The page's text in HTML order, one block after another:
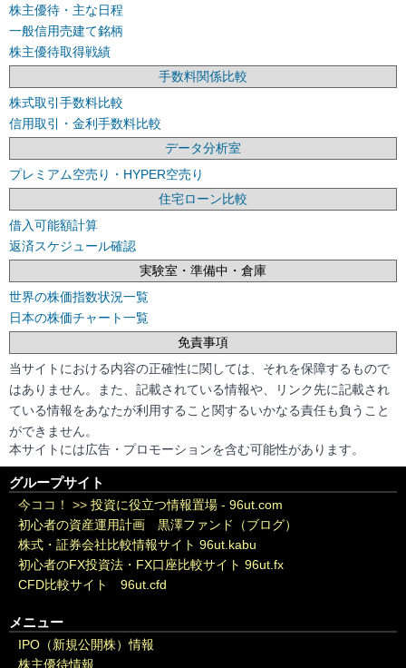
株主優待・主な日程
一般信用売建て銘柄
株主優待取得戦績
手数料関係比較
株式取引手数料比較
信用取引・金利手数料比較
データ分析室
プレミアム空売り・HYPER空売り
住宅ローン比較
借入可能額計算
返済スケジュール確認
実験室・準備中・倉庫
世界の株価指数状況一覧
日本の株価チャート一覧
免責事項
当サイトにおける内容の正確性に関しては、それを保障するもので
はありません。また、記載されている情報や、リンク先に記載され
ている情報をあなたが利用すること関するいかなる責任も負うこと
ができません。
本サイトには広告・プロモーションを含む可能性があります。
グループサイト
今ココ！ >> 投資に役立つ情報置場 - 96ut.com
初心者の資産運用計画 黒澤ファンド（ブログ）
株式・証券会社比較情報サイト 96ut.kabu
初心者のFX投資法・FX口座比較サイト 96ut.fx
CFD比較サイト 96ut.cfd
メニュー
IPO（新規公開株）情報
株主優待情報